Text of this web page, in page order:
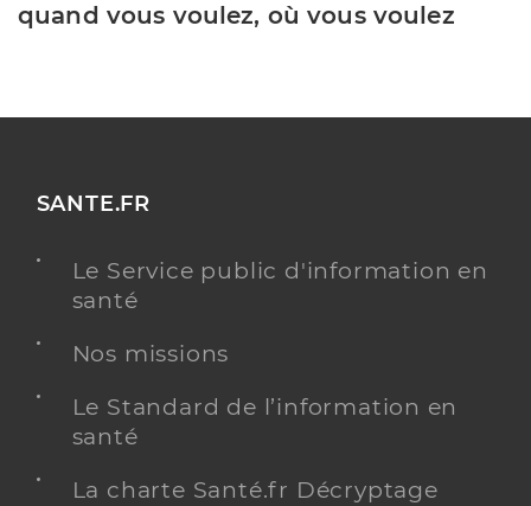
quand vous voulez, où vous voulez
SANTE.FR
Le Service public d'information en
santé
Nos missions
Le Standard de l’information en
santé
La charte Santé.fr Décryptage